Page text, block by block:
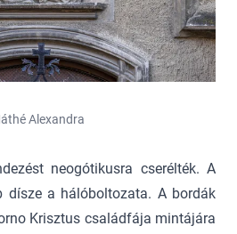
Alexandra
neogótikusra cserélték. A
dísze a hálóboltozata. A bordák
Krisztus családfája mintájára